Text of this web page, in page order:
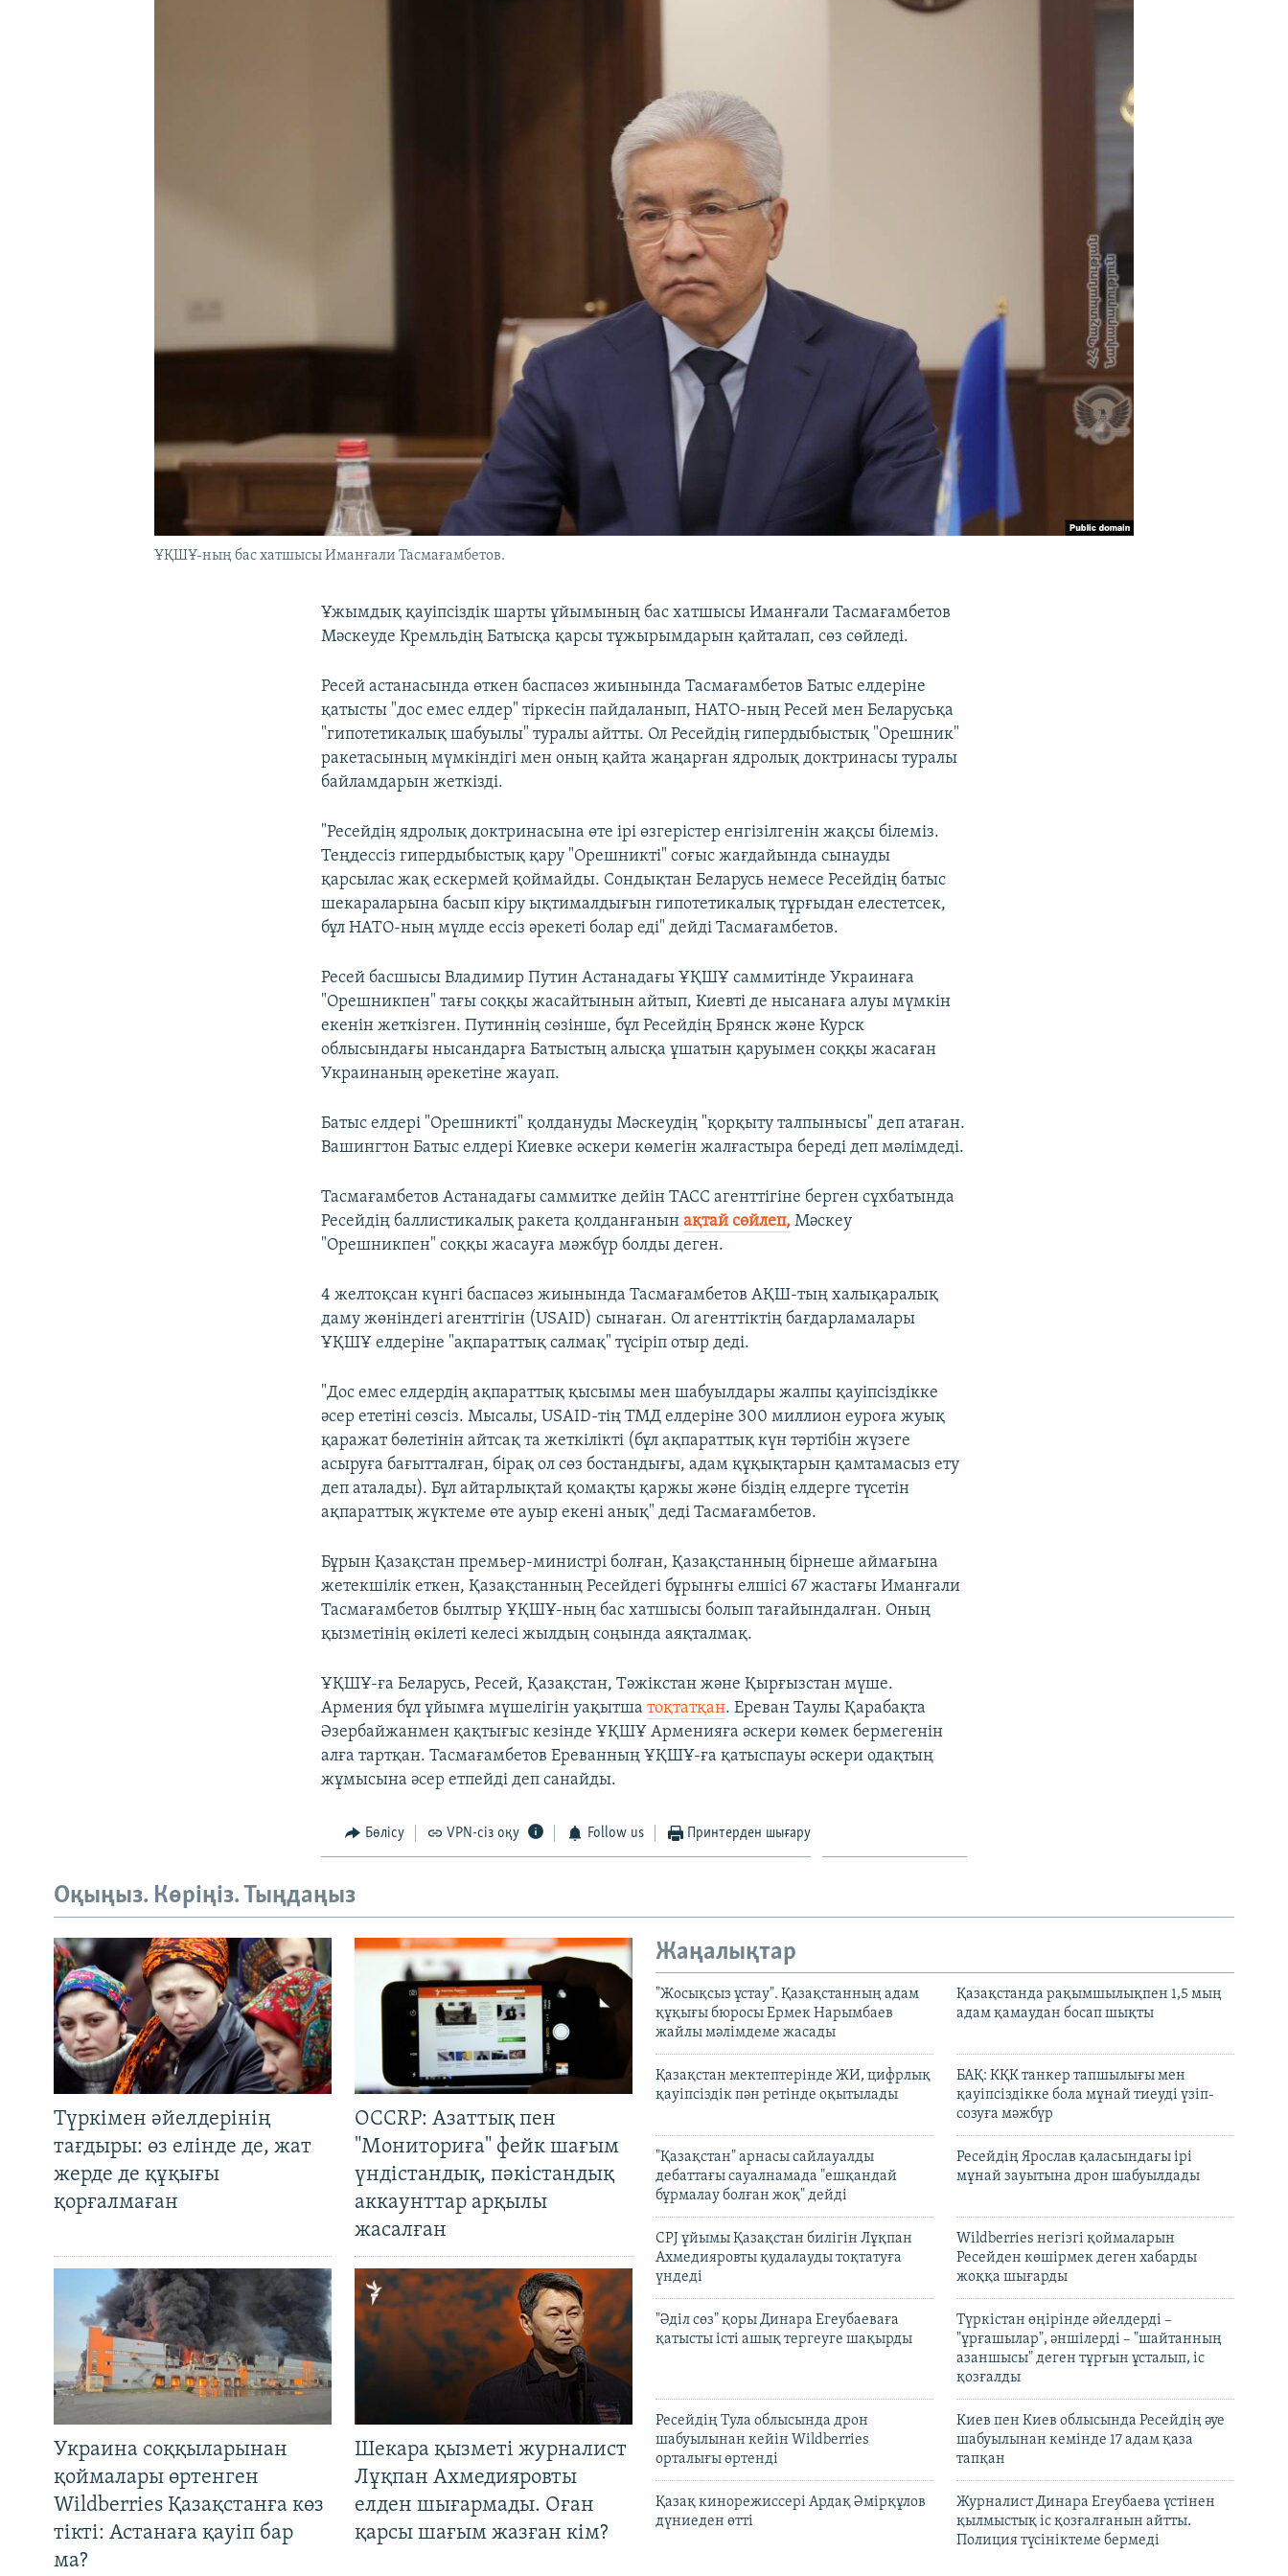
ҰҚШҰ-ның бас хатшысы Иманғали Тасмағамбетов.
Ұжымдық қауіпсіздік шарты ұйымының бас хатшысы Иманғали Тасмағамбетов
Мәскеуде Кремльдің Батысқа қарсы тұжырымдарын қайталап, сөз сөйледі.
Ресей астанасында өткен баспасөз жиынында Тасмағамбетов Батыс елдеріне
қатысты "дос емес елдер" тіркесін пайдаланып, НАТО-ның Ресей мен Беларусьқа
"гипотетикалық шабуылы" туралы айтты. Ол Ресейдің гипердыбыстық "Орешник"
ракетасының мүмкіндігі мен оның қайта жаңарған ядролық доктринасы туралы
байламдарын жеткізді.
"Ресейдің ядролық доктринасына өте ірі өзгерістер енгізілгенін жақсы білеміз.
Теңдессіз гипердыбыстық қару "Орешникті" соғыс жағдайында сынауды
қарсылас жақ ескермей қоймайды. Сондықтан Беларусь немесе Ресейдің батыс
шекараларына басып кіру ықтималдығын гипотетикалық тұрғыдан елестетсек,
бұл НАТО-ның мүлде ессіз әрекеті болар еді" дейді Тасмағамбетов.
Ресей басшысы Владимир Путин Астанадағы ҰҚШҰ саммитінде Украинаға
"Орешникпен" тағы соққы жасайтынын айтып, Киевті де нысанаға алуы мүмкін
екенін жеткізген. Путиннің сөзінше, бұл Ресейдің Брянск және Курск
облысындағы нысандарға Батыстың алысқа ұшатын қаруымен соққы жасаған
Украинаның әрекетіне жауап.
Батыс елдері "Орешникті" қолдануды Мәскеудің "қорқыту талпынысы" деп атаған.
Вашингтон Батыс елдері Киевке әскери көмегін жалғастыра береді деп мәлімдеді.
Тасмағамбетов Астанадағы саммитке дейін ТАСС агенттігіне берген сұхбатында
Ресейдің баллистикалық ракета қолданғанынақтай сөйлеп, Мәскеу
"Орешникпен" соққы жасауға мәжбүр болды деген.
4 желтоқсан күнгі баспасөз жиынында Тасмағамбетов АҚШ-тың халықаралық
даму жөніндегі агенттігін (USAID) сынаған. Ол агенттіктің бағдарламалары
ҰҚШҰ елдеріне "ақпараттық салмақ" түсіріп отыр деді.
"Дос емес елдердің ақпараттық қысымы мен шабуылдары жалпы қауіпсіздікке
әсер ететіні сөзсіз. Мысалы, USAID-тің ТМД елдеріне 300 миллион еуроға жуық
қаражат бөлетінін айтсақ та жеткілікті (бұл ақпараттық күн тәртібін жүзеге
асыруға бағытталған, бірақ ол сөз бостандығы, адам құқықтарын қамтамасыз ету
деп аталады). Бұл айтарлықтай қомақты қаржы және біздің елдерге түсетін
ақпараттық жүктеме өте ауыр екені анық" деді Тасмағамбетов.
Бұрын Қазақстан премьер-министрі болған, Қазақстанның бірнеше аймағына
жетекшілік еткен, Қазақстанның Ресейдегі бұрынғы елшісі 67 жастағы Иманғали
Тасмағамбетов былтыр ҰҚШҰ-ның бас хатшысы болып тағайындалған. Оның
қызметінің өкілеті келесі жылдың соңында аяқталмақ.
ҰҚШҰ-ға Беларусь, Ресей, Қазақстан, Тәжікстан және Қырғызстан мүше.
Армения бұл ұйымға мүшелігін уақытшатоқтатқан. Ереван Таулы Қарабақта
Әзербайжанмен қақтығыс кезінде ҰҚШҰ Арменияға әскери көмек бермегенін
алға тартқан. Тасмағамбетов Ереванның ҰҚШҰ-ға қатыспауы әскери одақтың
жұмысына әсер етпейді деп санайды.
Бөлісу VPN-сіз оқу Follow us Принтерден шығару
Оқыңыз. Көріңіз. Тыңдаңыз
Түркімен әйелдерінің
тағдыры: өз елінде де, жат
жерде де құқығы
қорғалмаған
OCCRP: Азаттық пен
"Мониториға" фейк шағым
үндістандық, пәкістандық
аккаунттар арқылы
жасалған
Украина соққыларынан
қоймалары өртенген
Wildberries Қазақстанға көз
тікті: Астанаға қауіп бар
ма?
Шекара қызметі журналист
Лұқпан Ахмедияровты
елден шығармады. Оған
қарсы шағым жазған кім?
Жаңалықтар
"Жосықсыз ұстау". Қазақстанның адам
құқығы бюросы Ермек Нарымбаев
жайлы мәлімдеме жасады
Қазақстанда рақымшылықпен 1,5 мың
адам қамаудан босап шықты
Қазақстан мектептерінде ЖИ, цифрлық
қауіпсіздік пән ретінде оқытылады
БАҚ: КҚК танкер тапшылығы мен
қауіпсіздікке бола мұнай тиеуді үзіп-
созуға мәжбүр
"Қазақстан" арнасы сайлауалды
дебаттағы сауалнамада "ешқандай
бұрмалау болған жоқ" дейді
Ресейдің Ярослав қаласындағы ірі
мұнай зауытына дрон шабуылдады
CPJ ұйымы Қазақстан билігін Лұқпан
Ахмедияровты қудалауды тоқтатуға
үндеді
Wildberries негізгі қоймаларын
Ресейден көшірмек деген хабарды
жоққа шығарды
"Әділ сөз" қоры Динара Егеубаеваға
қатысты істі ашық тергеуге шақырды
Түркістан өңірінде әйелдерді –
"ұрғашылар", әншілерді – "шайтанның
азаншысы" деген тұрғын ұсталып, іс
қозғалды
Ресейдің Тула облысында дрон
шабуылынан кейін Wildberries
орталығы өртенді
Киев пен Киев облысында Ресейдің әуе
шабуылынан кемінде 17 адам қаза
тапқан
Қазақ кинорежиссері Ардақ Әмірқұлов
дүниеден өтті
Журналист Динара Егеубаева үстінен
қылмыстық іс қозғалғанын айтты.
Полиция түсініктеме бермеді